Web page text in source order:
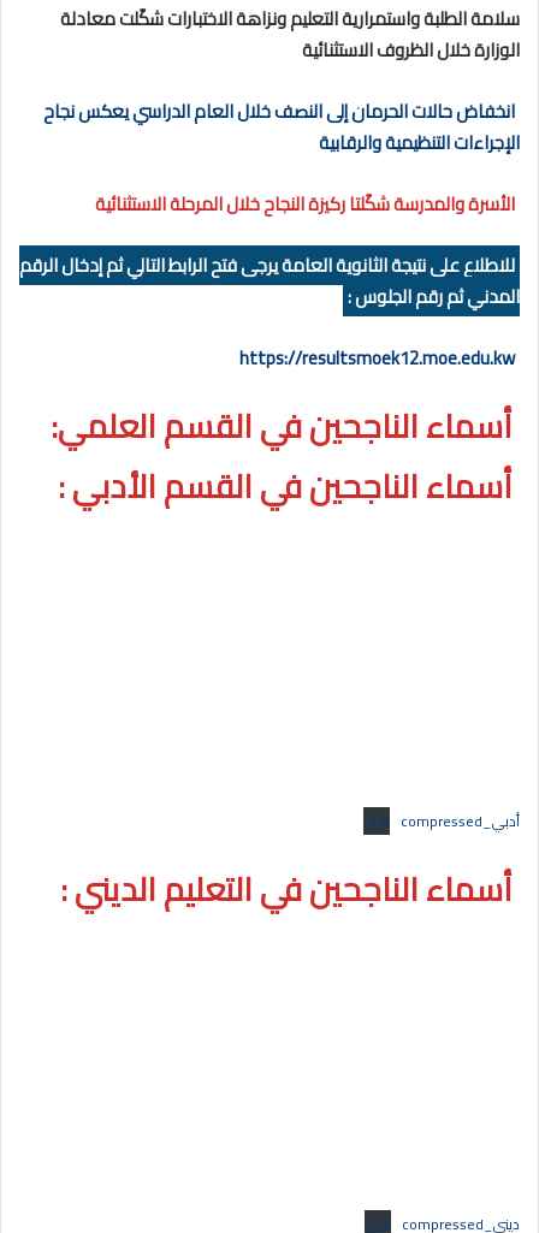
سلامة الطلبة واستمرارية التعليم ونزاهة الاختبارات شكّلت معادلة
الوزارة خلال الظروف الاستثنائية
انخفاض حالات الحرمان إلى النصف خلال العام الدراسي يعكس نجاح
الإجراءات التنظيمية والرقابية
الأسرة والمدرسة شكّلتا ركيزة النجاح خلال المرحلة الاستثنائية
للاطلاع على نتيجة الثانوية العامة يرجى فتح الرابط التالي ثم إدخال الرقم
المدني ثم رقم الجلوس :
https://resultsmoek12.moe.edu.kw
أسماء الناجحين في القسم العلمي:
أسماء الناجحين في القسم الأدبي :
أدبي_compressed تنزيل
أسماء الناجحين في التعليم الديني :
ديني_compressed تنزيل